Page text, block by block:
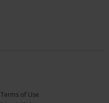
Terms of Use